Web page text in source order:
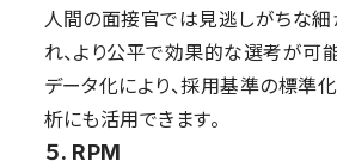
人間の面接官では見逃しがちな細
れ、より公平で効果的な選考が可
データ化により、採用基準の標準
析にも活用できます。
５. RPM